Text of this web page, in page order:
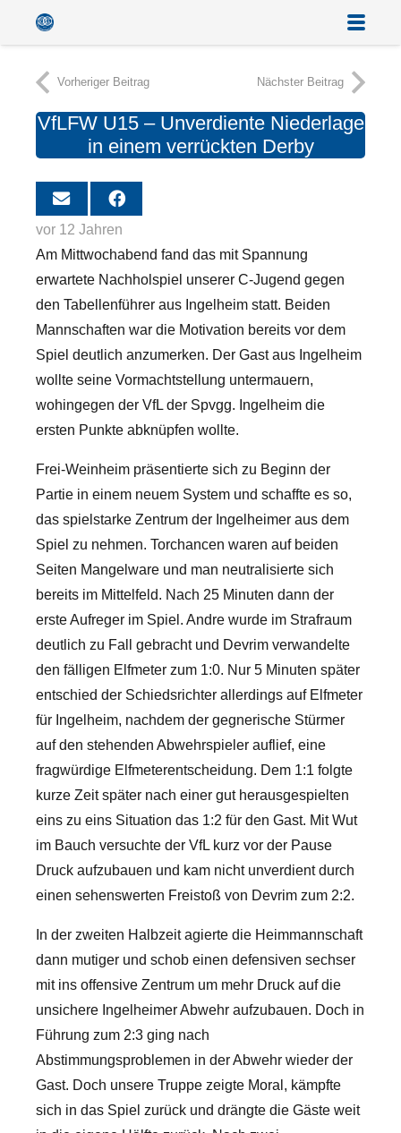
Vorheriger Beitrag Nächster Beitrag
VfLFW U15 – Unverdiente Niederlage
in einem verrückten Derby
vor 12 Jahren
Am Mittwochabend fand das mit Spannung
erwartete Nachholspiel unserer C-Jugend gegen
den Tabellenführer aus Ingelheim statt. Beiden
Mannschaften war die Motivation bereits vor dem
Spiel deutlich anzumerken. Der Gast aus Ingelheim
wollte seine Vormachtstellung untermauern,
wohingegen der VfL der Spvgg. Ingelheim die
ersten Punkte abknüpfen wollte.
Frei-Weinheim präsentierte sich zu Beginn der
Partie in einem neuem System und schaffte es so,
das spielstarke Zentrum der Ingelheimer aus dem
Spiel zu nehmen. Torchancen waren auf beiden
Seiten Mangelware und man neutralisierte sich
bereits im Mittelfeld. Nach 25 Minuten dann der
erste Aufreger im Spiel. Andre wurde im Strafraum
deutlich zu Fall gebracht und Devrim verwandelte
den fälligen Elfmeter zum 1:0. Nur 5 Minuten später
entschied der Schiedsrichter allerdings auf Elfmeter
für Ingelheim, nachdem der gegnerische Stürmer
auf den stehenden Abwehrspieler auflief, eine
fragwürdige Elfmeterentscheidung. Dem 1:1 folgte
kurze Zeit später nach einer gut herausgespielten
eins zu eins Situation das 1:2 für den Gast. Mit Wut
im Bauch versuchte der VfL kurz vor der Pause
Druck aufzubauen und kam nicht unverdient durch
einen sehenswerten Freistoß von Devrim zum 2:2.
In der zweiten Halbzeit agierte die Heimmannschaft
dann mutiger und schob einen defensiven sechser
mit ins offensive Zentrum um mehr Druck auf die
unsichere Ingelheimer Abwehr aufzubauen. Doch in
Führung zum 2:3 ging nach
Abstimmungsproblemen in der Abwehr wieder der
Gast. Doch unsere Truppe zeigte Moral, kämpfte
sich in das Spiel zurück und drängte die Gäste weit